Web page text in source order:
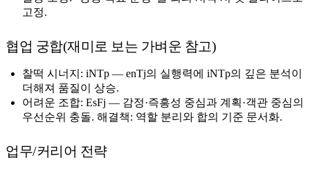
고정.
협업 궁합(재미로 보는 가벼운 참고)
찰떡 시너지: iNTp — enTj의 실행력에 iNTp의 깊은 분석이
더해져 품질이 상승.
어려운 조합: EsFj — 감정·즉흥성 중심과 계획·객관 중심의
우선순위 충돌. 해결책: 역할 분리와 합의 기준 문서화.
업무/커리어 전략